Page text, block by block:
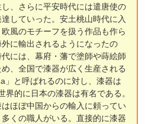
、さらに平安時代には遣唐使の
していった。安土桃山時代に入
風のモチーフを扱う作品も作ら
に輸出されるようになったの
には、幕府・藩で塗師や蒔絵師
、全国で漆器が広く生産される
」と呼ばれるのに対し、漆器は
界的に日本の漆器は有名である。
ほぼ中国からの輸入に頼ってい
くの職人がいる。直接的に漆器